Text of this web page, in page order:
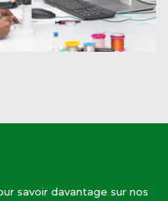
savoir davantage sur nos